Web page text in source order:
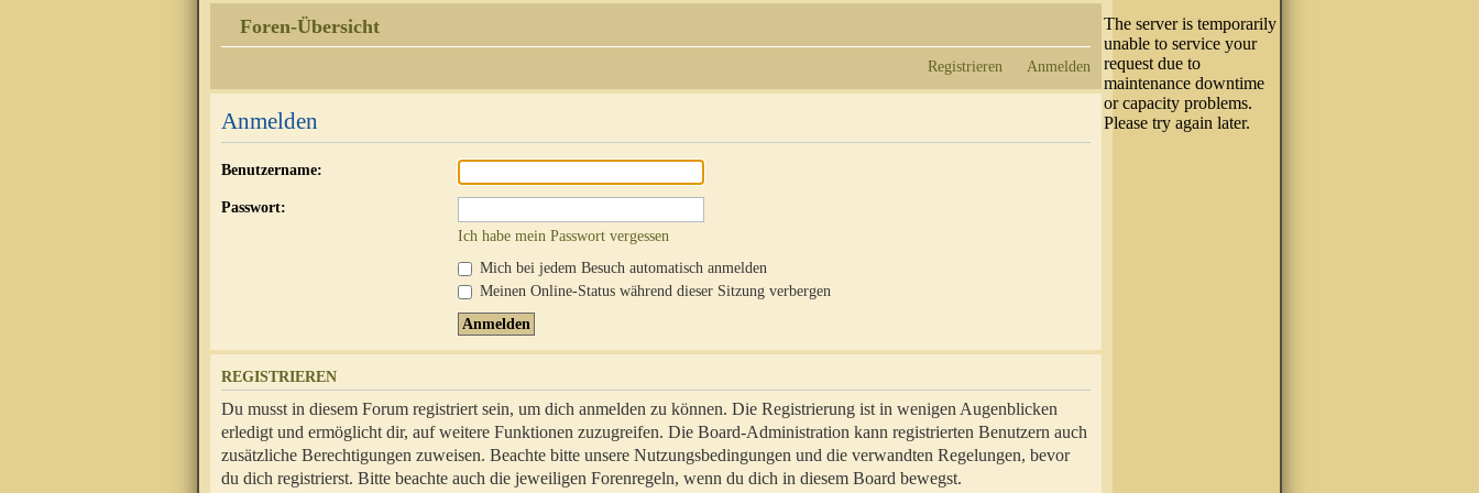
Foren-Übersicht
Registrieren Anmelden
Anmelden
Benutzername:
Passwort:
Ich habe mein Passwort vergessen
Mich bei jedem Besuch automatisch anmelden
Meinen Online-Status während dieser Sitzung verbergen
REGISTRIEREN
Du musst in diesem Forum registriert sein, um dich anmelden zu können. Die Registrierung ist in wenigen Augenblicken
erledigt und ermöglicht dir, auf weitere Funktionen zuzugreifen. Die Board-Administration kann registrierten Benutzern auch
zusätzliche Berechtigungen zuweisen. Beachte bitte unsere Nutzungsbedingungen und die verwandten Regelungen, bevor
du dich registrierst. Bitte beachte auch die jeweiligen Forenregeln, wenn du dich in diesem Board bewegst.